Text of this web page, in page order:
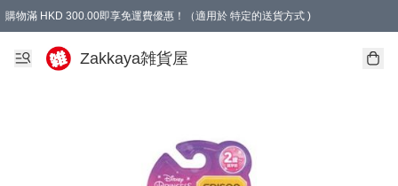
購物滿 HKD 300.00即享免運費優惠！（適用於 特定的送貨方式 )
Zakkaya雑貨屋